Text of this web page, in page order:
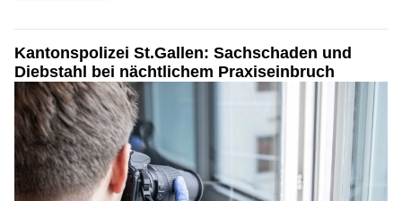
Kantonspolizei St.Gallen: Sachschaden und
Diebstahl bei nächtlichem Praxiseinbruch